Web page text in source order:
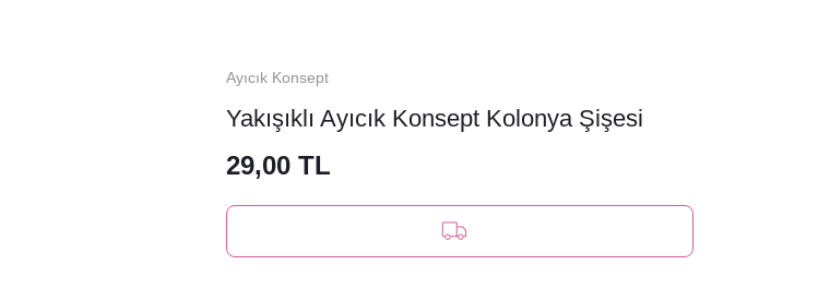
Ayıcık Konsept
Yakışıklı Ayıcık Konsept Kolonya Şişesi
29,00 TL